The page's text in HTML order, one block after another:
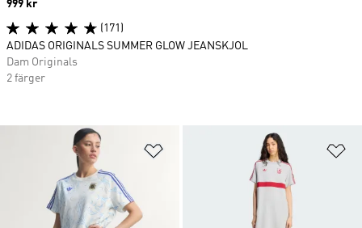
Lägg till på önskelistan
Price
999 kr
(171)
ADIDAS ORIGINALS SUMMER GLOW JEANSKJOL
Dam Originals
2 färger